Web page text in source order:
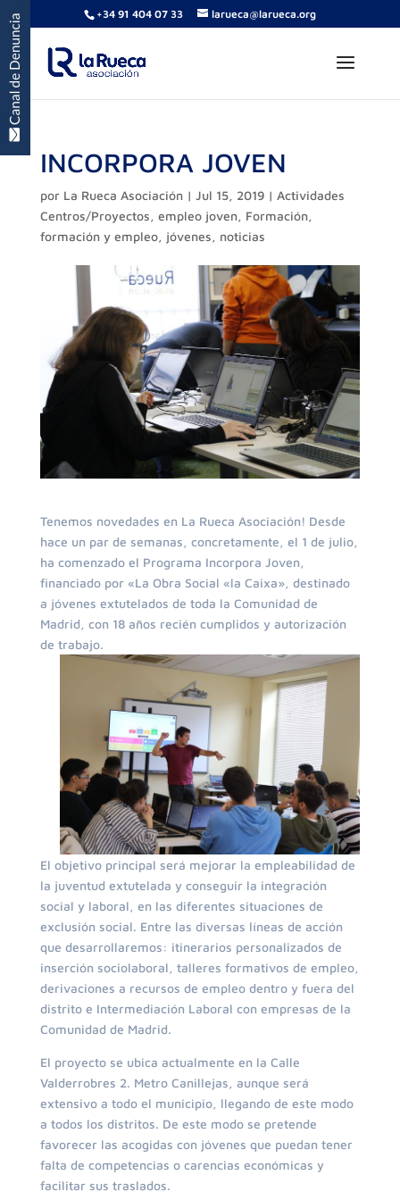
+34 91 404 07 33 larueca@larueca.org
INCORPORA JOVEN
por La Rueca Asociación| Jul 15, 2019| Actividades
Centros/Proyectos, empleo joven, Formación,
formación y empleo, jóvenes, noticias
Tenemos novedades en La Rueca Asociación! Desde
hace un par de semanas, concretamente, el 1 de julio,
ha comenzado el Programa Incorpora Joven,
financiado por «La Obra Social «la Caixa», destinado
a jóvenes extutelados de toda la Comunidad de
Madrid, con 18 años recién cumplidos y autorización
de trabajo.
El objetivo principal será mejorar la empleabilidad de
la juventud extutelada y conseguir la integración
social y laboral, en las diferentes situaciones de
exclusión social. Entre las diversas líneas de acción
que desarrollaremos: itinerarios personalizados de
inserción sociolaboral, talleres formativos de empleo,
derivaciones a recursos de empleo dentro y fuera del
distrito e Intermediación Laboral con empresas de la
Comunidad de Madrid.
El proyecto se ubica actualmente en la Calle
Valderrobres 2. Metro Canillejas, aunque será
extensivo a todo el municipio, llegando de este modo
a todos los distritos. De este modo se pretende
favorecer las acogidas con jóvenes que puedan tener
falta de competencias o carencias económicas y
facilitar sus traslados.